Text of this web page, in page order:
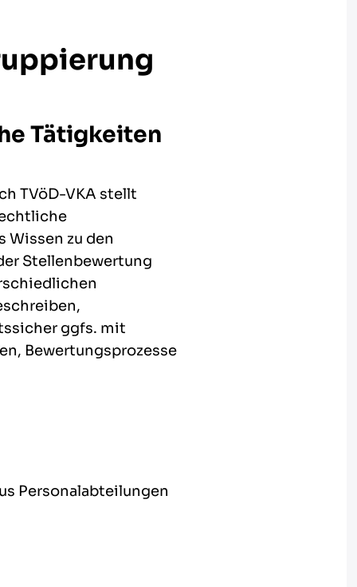
Tätigkeiten
TVöD-VKA stellt
zu den
Stellenbewertung
ggfs. mit
Bewertungsprozesse
Personalabteilungen